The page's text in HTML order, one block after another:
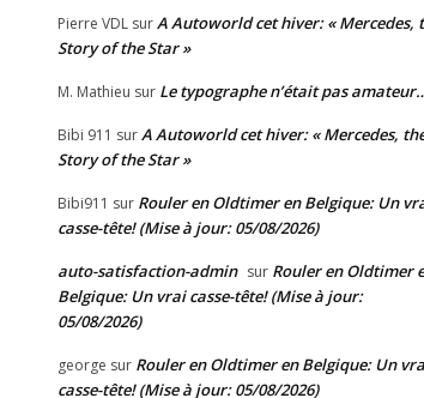
Pierre VDL surA Autoworld cet hiver: « Mercedes,
Story of the Star »
M. Mathieu sur Le typographe n’était pas
Bibi 911 surA Autoworld cet hiver: « Mercedes,
Story of the Star »
Bibi911 sur Rouler en Oldtimer en Belgique: Un
casse-tête! (Mise à jour: 05/08/2026)
auto-satisfaction-admin sur Rouler en Oldtimer
Belgique: Un vrai casse-tête! (Mise à jour:
05/08/2026)
george sur Rouler en Oldtimer en Belgique: Un
casse-tête! (Mise à jour: 05/08/2026)